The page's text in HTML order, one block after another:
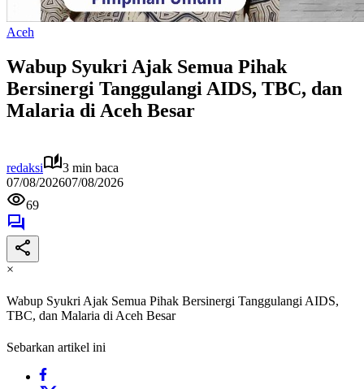
Aceh
Wabup Syukri Ajak Semua Pihak
Bersinergi Tanggulangi AIDS, TBC, dan
Malaria di Aceh Besar
redaksi
3 min baca
07/08/202607/08/2026
69
×
Wabup Syukri Ajak Semua Pihak Bersinergi Tanggulangi AIDS,
TBC, dan Malaria di Aceh Besar
Sebarkan artikel ini